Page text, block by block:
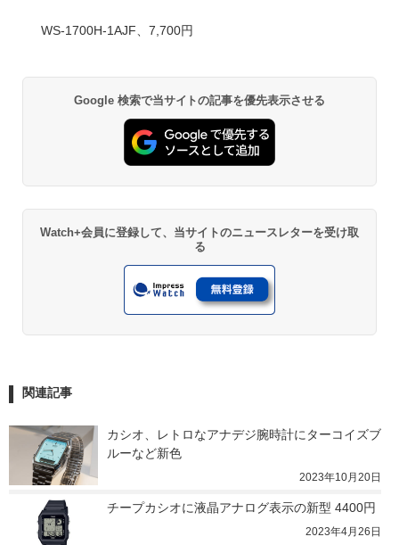
WS-1700H-1AJF、7,700円
Google 検索で当サイトの記事を優先表示させる
Watch+会員に登録して、当サイトのニュースレターを受け取
る
関連記事
カシオ、レトロなアナデジ腕時計にターコイズブ
ルーなど新色
2023年10月20日
チープカシオに液晶アナログ表示の新型 4400円
2023年4月26日